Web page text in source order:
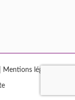
Mentions légales